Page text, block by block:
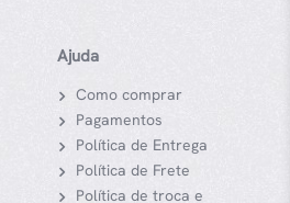
Ajuda
Como comprar
Pagamentos
Política de Entrega
Política de Frete
Política de troca e